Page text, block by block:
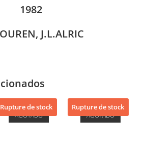
1982
J.L.ALRIC
Rupture de stock
AGOTADO
Rupture de stock
AGOTADO